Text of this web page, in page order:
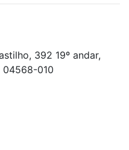
392 19º andar,
04568-010